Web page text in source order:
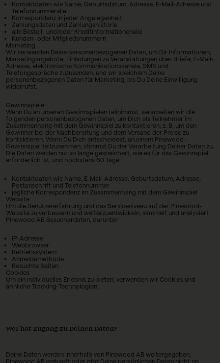
Kontaktdaten wie Name, Geburtsdatum, Adresse, E-Mail-Adresse und
Telefonnummeralle
Korrespondenz in jeder Angelegenheit
Zahlungsdaten und Zahlungshistorie
alle Bestell- und/oder Kreditinformationenalle
Kunden- oder Mitgliedsnummern
Marketing
Wir verwenden Deine personenbezogenen Daten, um Dir Informationen,
Marketingangebote, Einladungen zu Veranstaltungen über Briefe, E-Mail-
Adresse, elektronische Kommunikationskanäle, SMS und
Telefongespräche zuzusenden, und wir speichern Deine
personenbezogenen Daten für Marketing, bis Du Deine Einwilligung
widerrufst.
Gewinnspiele
Wenn Du an unseren Gewinnspielen teilnimmst, verarbeiten wir die
folgenden personenbezogenen Daten, um Dich als Teilnehmer im
Zusammenhang mit dem Gewinnspiel zu kontaktieren, z. B. um den
Gewinner bei der Nachbereitung und dem Versand der Preise zu
kontaktieren. Wenn Du Dich entscheidest, an einem Pinewood-
Gewinnspiel teilzunehmen, stimmst Du der Verarbeitung Deiner Daten zu.
Die Daten werden nur so lange gespeichert, wie es für das Gewinnspiel
erforderlich ist, und höchstens 60 Tage:
Kontaktdaten wie Name, E-Mail-Adresse, Geburtsdatum, Adresse,
Postanschrift und Telefonnummer
jegliche Korrespondenz im Zusammenhang mit dem Gewinnspiel
Website
Um die Benutzererfahrung und das Serviceniveau auf der Pinewood-
Website zu verbessern und weiterzuentwickeln, sammelt und analysiert
Pinewood AB Besucherdaten, darunter
IP-Adresse
Webbrowser
Betriebssystem
Anmeldemethode
Besuchte Seiten
Cookies
Um ein individuelles Erlebnis zu bieten, verwenden wir Cookies und
ähnliche Tracking-Technologien.
Wer hat Zugang zu Deinen Daten?
Deine Daten werden innerhalb von Pinewood AB weitergegeben.
Pinewood AB verkauft oder gibt Deine persönlichen Daten nicht an